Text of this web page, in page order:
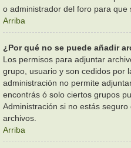
o administrador del foro para que
Arriba
¿Por qué no se puede añadir
Los permisos para adjuntar
grupo, usuario y son cedidos por
administración no permite
encontrás ó solo ciertos grupos
Administración si no estás
archivos.
Arriba